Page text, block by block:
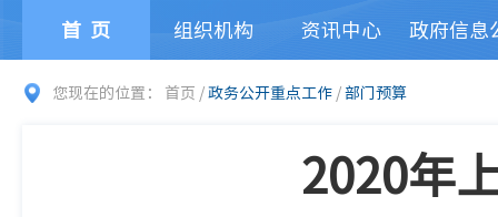
首页 组织机构 资讯中心 政府信息
您现在的位置： 首页 /政务公开重点工作 /部门预算
2020年